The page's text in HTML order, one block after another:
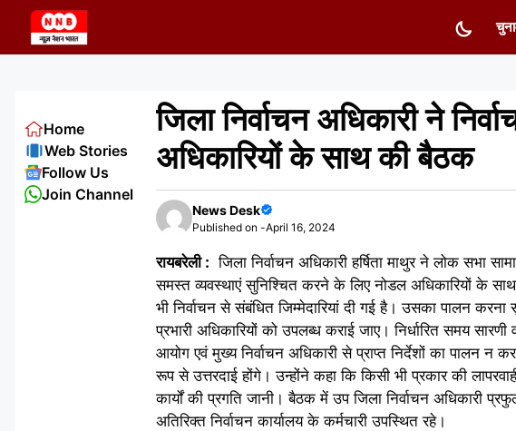
content
जिला निर्वाचन अधिकारी ने
अधिकारियों के साथ की बैठक
News Desk
Published on -April 16, 2024
रायबरेली : जिला निर्वाचन अधिकारी हर्षिता माथुर ने लोक सभा
समस्त व्यवस्थाएं सुनिश्चित करने के लिए नोडल अधिकारियों के
भी निर्वाचन से संबंधित जिम्मेदारियां दी गई है। उसका पालन
प्रभारी अधिकारियों को उपलब्ध कराई जाए। निर्धारित समय
आयोग एवं मुख्य निर्वाचन अधिकारी से प्राप्त निर्देशों का पालन
रूप से उत्तरदाई होंगे। उन्होंने कहा कि किसी भी प्रकार की
कार्यों की प्रगति जानी। बैठक में उप जिला निर्वाचन अधिकारी
अतिरिक्त निर्वाचन कार्यालय के कर्मचारी उपस्थित रहे।
Home
Web Stories
Follow Us
Join Channel